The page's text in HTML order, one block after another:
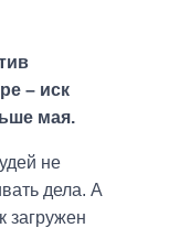
– иск
мая.
не
дела. А
загружен